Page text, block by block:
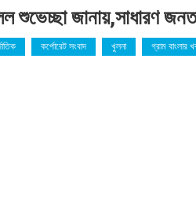
শুভেচ্ছা জানায়,সাধারণ
কর্পোরেট সংবাদ খুলনা গ্রাম বাংলার